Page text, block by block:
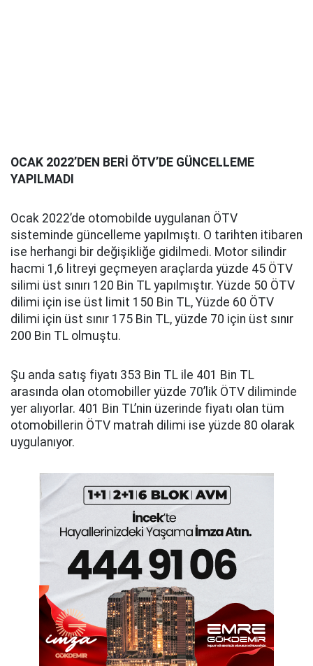
OCAK 2022’DEN BERİ ÖTV’DE GÜNCELLEME
YAPILMADI
Ocak 2022’de otomobilde uygulanan ÖTV
sisteminde güncelleme yapılmıştı. O tarihten itibaren
ise herhangi bir değişikliğe gidilmedi. Motor silindir
hacmi 1,6 litreyi geçmeyen araçlarda yüzde 45 ÖTV
silimi üst sınırı 120 Bin TL yapılmıştır. Yüzde 50 ÖTV
dilimi için ise üst limit 150 Bin TL, Yüzde 60 ÖTV
dilimi için üst sınır 175 Bin TL, yüzde 70 için üst sınır
200 Bin TL olmuştu.
Şu anda satış fiyatı 353 Bin TL ile 401 Bin TL
arasında olan otomobiller yüzde 70’lik ÖTV diliminde
yer alıyorlar. 401 Bin TL’nin üzerinde fiyatı olan tüm
otomobillerin ÖTV matrah dilimi ise yüzde 80 olarak
uygulanıyor.